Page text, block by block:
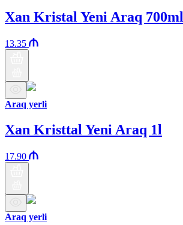
Xan Kristal Yeni Araq 700ml
13.35
Araq yerli
Xan Kristtal Yeni Araq 1l
17.90
Araq yerli